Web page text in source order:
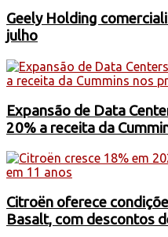
Geely Holding
julho
Expansão de Data
20% a receita da
Citroën oferece
Basalt, com descontos